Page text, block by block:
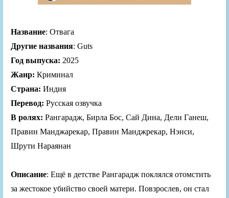
Название: Отвага
Другие названия: Guts
Год выпуска: 2025
Жанр: Криминал
Страна: Индия
Перевод: Русская озвучка
В ролях: Рангарадж, Бирла Бос, Сай Дина, Дели Ганеш,
Правин Манджарекар, Правин Манджрекар, Нэнси,
Шрути Нараянан
Описание: Ещё в детстве Рангарадж поклялся отомстить
за жестокое убийство своей матери. Повзрослев, он стал